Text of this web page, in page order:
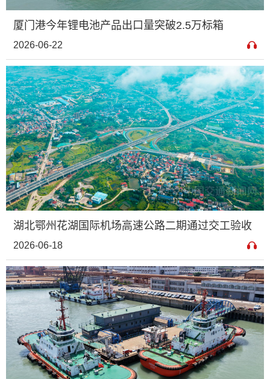
厦门港今年锂电池产品出口量突破2.5万标箱
2026-06-22
湖北鄂州花湖国际机场高速公路二期通过交工验收
2026-06-18